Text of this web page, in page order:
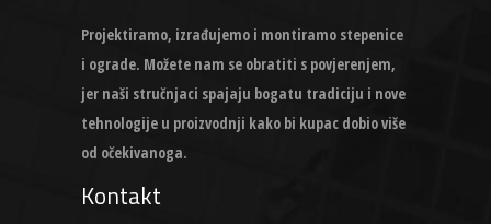
Projektiramo, izrađujemo i montiramo stepenice
i ograde. Možete nam se obratiti s povjerenjem,
jer naši stručnjaci spajaju bogatu tradiciju i nove
tehnologije u proizvodnji kako bi kupac dobio više
od očekivanoga.
Kontakt